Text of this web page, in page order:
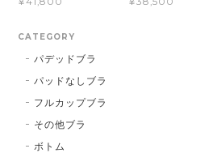
CATEGORY
パデッドブラ
パッドなしブラ
フルカップブラ
その他ブラ
ボトム